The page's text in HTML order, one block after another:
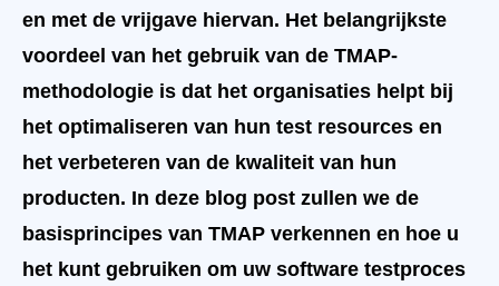
en met de vrijgave hiervan. Het belangrijkste
voordeel van het gebruik van de TMAP-
methodologie is dat het organisaties helpt bij
het optimaliseren van hun test resources en
het verbeteren van de kwaliteit van hun
producten. In deze blog post zullen we de
basisprincipes van TMAP verkennen en hoe u
het kunt gebruiken om uw software testproces